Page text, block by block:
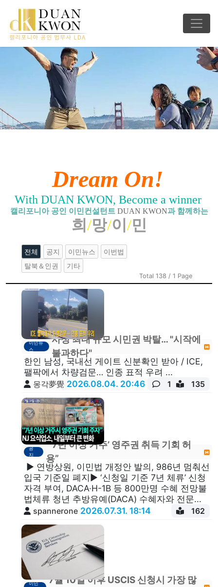
Dream On!
With DUAN KWON, Become a winner
캘리포니아 공인 이민컨설턴트 DUAN KWON과 함께하는
희 /망/이 /민
전체 공지 이민뉴스
이번법
탈북＆인권
기타
Total 138 / 1 Page
이민뉴
스
사상 최대 규모 시민권 박탈… "시작에
불과하다"
한인 남성, 국내선 게이트 신분확인 받아 / ICE,
팰팍에서 차량검문… 인종 표적 우려 ...
몽각夢覺 2026.08.04. 20:46 1 135
공
지
“‘7년 이상 거주’ 영주권 취득 기회 허
용”
▶ 연방상원, 이민법 개정안 발의, 986년 멈춰선
입국 기준일 폐지▶ ‘신청일 기준 7년 체류’ 신청
자격 부여, DACA·H-1B 등 800만명 수혜 전망불
법체류 청년 추방유예(DACA) 수혜자와 전문...
spannerone 2026.07.31. 18:14 162
이민
7월 10일 이후 USCIS 신청시 가장 많